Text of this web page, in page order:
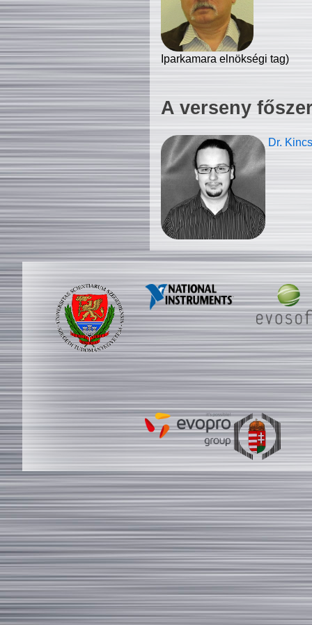
Iparkamara elnökségi tag)
A verseny
Dr.